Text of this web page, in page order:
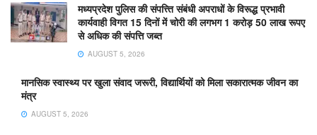
मध्यप्रदेश पुलिस की संपत्त्ति संबंधी अपराधों के विरूद्ध प्रभावी
कार्यवाही विगत 15 दिनों में चोरी की लगभग 1 करोड़ 50 लाख रूपए
से अधिक की संपत्ति जब्‍त
AUGUST 5, 2026
मानसिक स्वास्थ्य पर खुला संवाद जरूरी, विद्यार्थियों को मिला सकारात्मक जीवन का
मंत्र
AUGUST 5, 2026